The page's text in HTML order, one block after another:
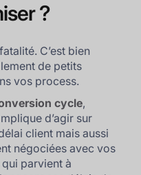
?
C’est bien
de petits
vos process.
cycle,
d’agir sur
client mais aussi
négociées avec vos
parvient à